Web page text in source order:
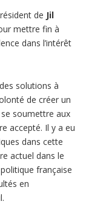
de Jil
mettre fin à
dans l’intérêt
solutions à
de créer un
soumettre aux
accepté. Il y a eu
dans cette
actuel dans le
française
en